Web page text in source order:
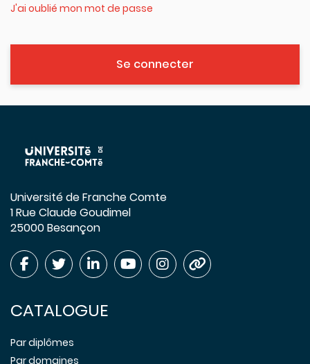
J'ai oublié mon mot de passe
Se connecter
Université de Franche Comte
1 Rue Claude Goudimel
25000 Besançon
CATALOGUE
Par diplômes
Par domaines